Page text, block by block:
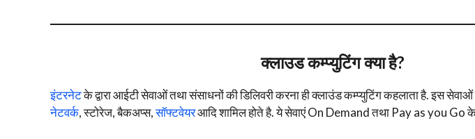
क्लाउड कम्प्युटिंग क्या है?
इंटरनेटके द्वारा आईटी सेवाओं तथा संसाधनों की डिलिवरी करना ही क्लाउंड कम्प्युटिंग कहलाता है. इस
नेटवर्क, स्टोरेज, बैकअप्स,सॉफ्टवेयरआदि शामिल होते है. ये सेवाएं On Demand तथा Pay as you Go के